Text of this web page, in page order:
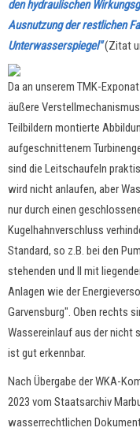
den hydraulischen
Ausnutzung der restlichen
Unterwasserspiegel"(Zitat
Da an unserem TMK-
äußere
Teilbildern montierte
aufgeschnittenem
sind die Leitschaufeln
wird nicht anlaufen, aber
nur durch einen
Kugelhahnverschluss
Standard, so z.B. bei den
stehenden und II mit
Anlagen wie der
Garvensburg". Oben rechts
Wassereinlauf aus der nicht
ist gut erkennbar.
Nach Übergabe der WKA-
2023 vom Staatsarchiv
wasserrechtlichen